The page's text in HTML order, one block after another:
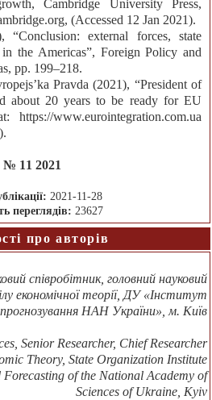
Cambridge University Press,
(Accessed 12 Jan 2021).
external forces, state
the Americas”, Foreign Policy and
pp. 199–218.
Pravda (2021), “President of
about 20 years to be ready for EU
https://www.eurointegration.com.ua
№ 11 2021
2021-11-28
переглядів: 23627
про авторів
співробітник, головний науковий
економічної теорії, ДУ «Інститут
НАН України», м. Київ
Senior Researcher, Chief Researcher
Theory, State Organization Institute
of the National Academy of
Sciences of Ukraine, Kyiv